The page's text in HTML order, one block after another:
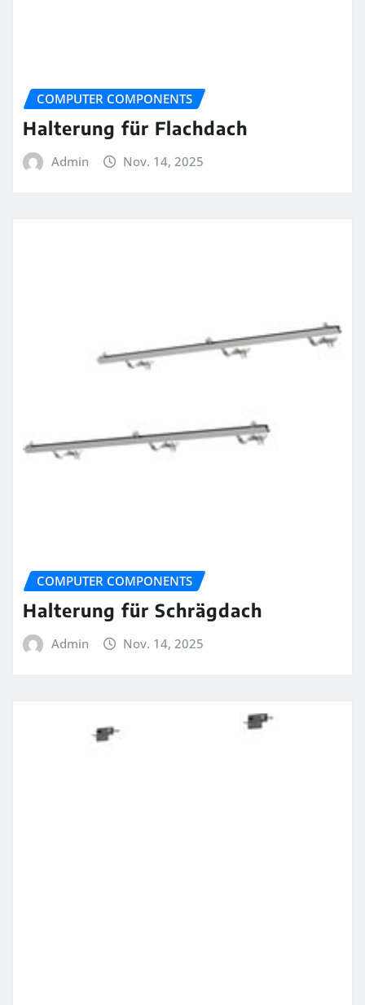
COMPUTER COMPONENTS
Halterung für Flachdach
Admin Nov. 14, 2025
COMPUTER COMPONENTS
Halterung für Schrägdach
Admin Nov. 14, 2025